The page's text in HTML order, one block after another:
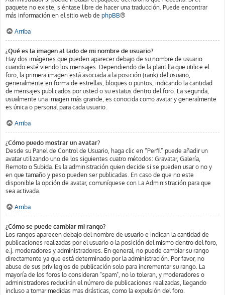
paquete no existe, siéntase libre de hacer una traducción. Puede encontrar
más información en el sitio web de phpBB®
Arriba
¿Qué es la imagen al lado de mi nombre de usuario?
Hay dos imágenes que pueden aparecer debajo de su nombre de usuario
cuando esté viendo los mensajes. Dependiendo de la plantilla que utilice el
foro, la primera imagen está asociada a la posición (rank) del usuario,
generalmente en forma de estrellas, bloques o puntos, indicando la cantidad
de mensajes publicados por usted o su estatus dentro del foro. La segunda,
usualmente una imagen más grande, es conocida como avatar y generalmente
es única o personal para cada usuario.
Arriba
¿Cómo puedo mostrar un avatar?
Desde su Panel de Control de Usuario, haga clic en “Perfil” puede añadir un
avatar utilizando uno de los siguientes cuatro métodos: Gravatar, Galería,
Remoto o Subida. Es la administración quien decide si se pueden usar o no y
en que tamaño y peso pueden ser publicadas. En caso de que no este
disponible la opción de avatar, comuníquese con La Administración para que
sea activada.
Arriba
¿Cómo se puede cambiar mi rango?
Los rangos aparecen debajo del nombre de usuario e indican la cantidad de
publicaciones realizadas por el usuario o la posición del mismo dentro del foro,
e.j. moderadores y administradores. En general, no puede cambiar su rango
directamente ya que está determinado por la administración. Por favor, no
abuse de sus privilegios de publicación solo para incrementar su rango. La
mayoría de los foros lo consideran "spam", no lo toleran, y moderadores o
administradores reducirán el número de publicaciones realizadas, llegando
incluso a tomar medidas mas drásticas, como la expulsión del foro.